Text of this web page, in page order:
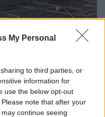
My Personal
to third parties, or
information for
use the below opt-out
note that after your
continue seeing
βρέθηκαν στο
για όσα